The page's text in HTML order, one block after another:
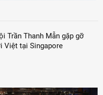
Trần Thanh Mẫn gặp gỡ
Việt tại Singapore